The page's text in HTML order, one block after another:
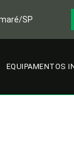
SP
EQUIPAMENTOS